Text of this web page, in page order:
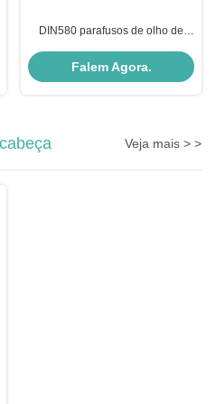
DIN580 parafusos de olho de
do revestimento da categoria
Falem Agora.
Veja mais > >